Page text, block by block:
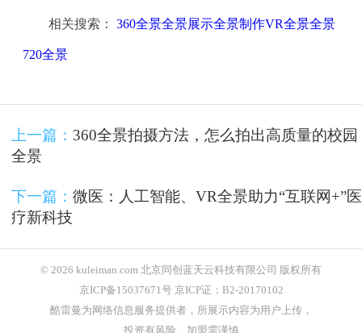
相关搜索： 360全景全景展示全景制作VR全景全景
720全景
上一篇： 360全景拍摄方法，怎么拍出高质量的校园
全景
下一篇： 微医：人工智能、VR全景助力“互联网+”医
疗新科技
© 2026 kuleiman.com 北京同创蓝天云科技有限公司 版权所有
京ICP备15037671号 京ICP证：B2-20170102
酷雷曼为网络信息服务提供者，所展示内容为用户上传，
投资有风险，加盟需谨慎